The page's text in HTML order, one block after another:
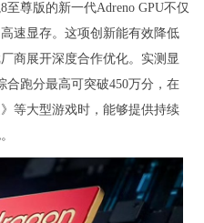
尊版的新一代Adreno GPU不仅
速显存。这项创新能有效降低
商展开深度合作优化。实测显
合跑分最高可突破450万分，在
等大型游戏时，能够提供持续